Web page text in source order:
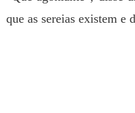
que as sereias existem e